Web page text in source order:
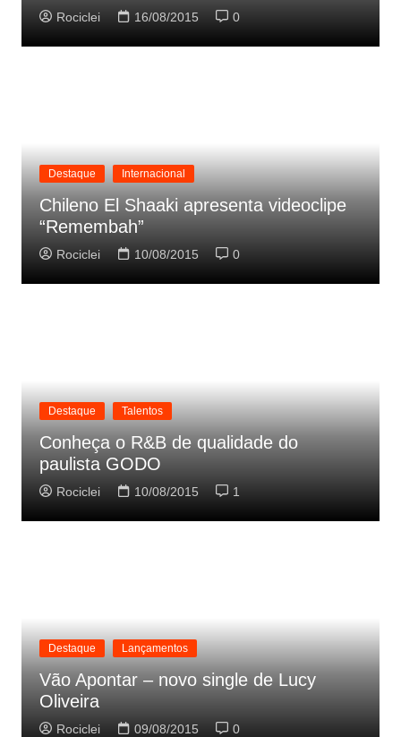
Rociclei 16/08/2015 0
Destaque Internacional
Chileno El Shaaki apresenta videoclipe
“Remembah”
Rociclei 10/08/2015 0
Destaque Talentos
Conheça o R&B de qualidade do
paulista GODO
Rociclei 10/08/2015 1
Destaque Lançamentos
Vão Apontar – novo single de Lucy
Oliveira
Rociclei 09/08/2015 0